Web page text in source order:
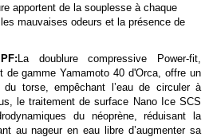
apportent de la souplesse à chaque
mauvaises odeurs et la présence de
La doublure compressive Power-fit,
de gamme Yamamoto 40 d'Orca, offre un
torse, empêchant l’eau de circuler à
le traitement de surface Nano Ice SCS
du néoprène, réduisant la
au nageur en eau libre d’augmenter sa